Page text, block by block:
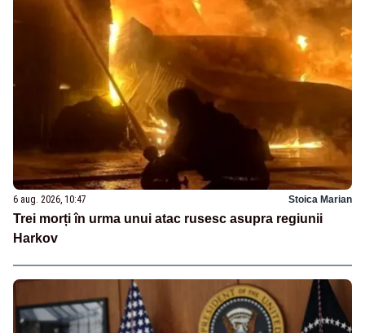
6 aug. 2026, 10:47 Stoica Marian
Trei morți în urma unui atac rusesc asupra regiunii
Harkov